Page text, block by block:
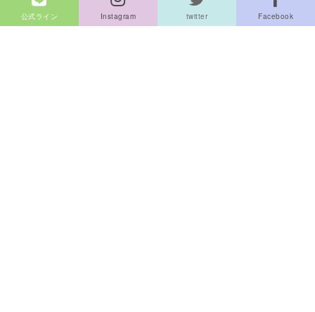
公式ライン Instagram twitter Facebook